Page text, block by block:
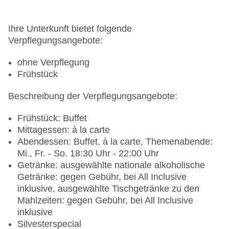
Ihre Unterkunft bietet folgende
Verpflegungsangebote:
ohne Verpflegung
Frühstück
Beschreibung der Verpflegungsangebote:
Frühstück: Buffet
Mittagessen: à la carte
Abendessen: Buffet, à la carte, Themenabende:
Mi., Fr. - So. 18:30 Uhr - 22:00 Uhr
Getränke: ausgewählte nationale alkoholische
Getränke: gegen Gebühr, bei All Inclusive
inklusive, ausgewählte Tischgetränke zu den
Mahlzeiten: gegen Gebühr, bei All Inclusive
inklusive
Silvesterspecial